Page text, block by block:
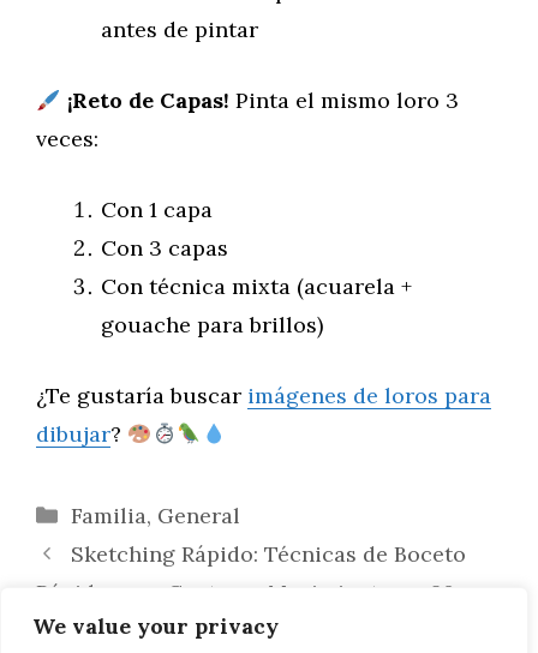
We value your privacy
antes de pintar
¡Reto de Capas! Pinta el mismo loro 3
veces:
Con 1 capa
Con 3 capas
Con técnica mixta (acuarela +
gouache para brillos)
¿Te gustaría buscar imágenes de loros para
dibujar?
Categorías
Familia, General
Sketching Rápido: Técnicas de Boceto
Rápido para Capturar Movimiento en 60
Segundos